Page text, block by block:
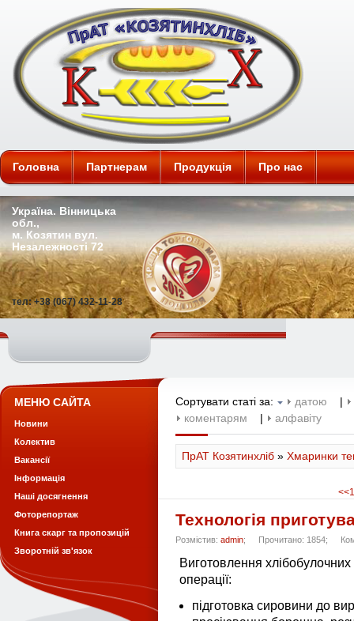
ПАТ "Козятинхліб"
Головна Партнерам Продукція Про нас
Україна. Вінницька
обл.,
м. Козятин вул.
Незалежності 72
тел: +38 (067) 432-11-28
Сортувати статі за: датою
|
коментарям
| алфавіту
ПрАТ Козятинхліб » Хмаринки
<<1
Технологія
Розмістив: admin; Прочитано: 1854;
Виготовлення хлібобулочних
операції:
підготовка сировини до
МЕНЮ САЙТА
Новини
Колектив
Вакансії
Інформація
Наші досягнення
Фоторепортаж
Книга скарг та пропозицій
Зворотній зв'язок